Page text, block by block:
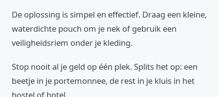
De oplossing is simpel en effectief. Draag een kleine,
waterdichte pouch om je nek of gebruik een
veiligheidsriem onder je kleding.
Stop nooit al je geld op één plek. Splits het op: een
beetje in je portemonnee, de rest in je kluis in het